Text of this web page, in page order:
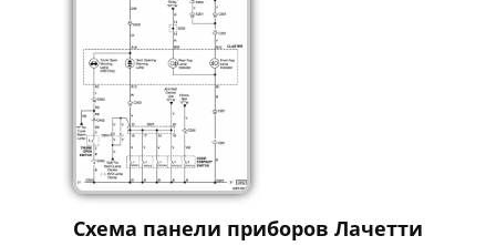
Схема панели приборов Лачетти